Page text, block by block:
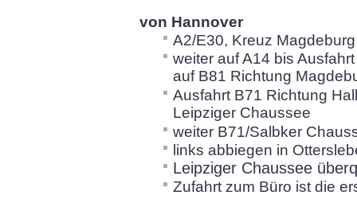
von Hannover
A2/E30, Kreuz
weiter auf A14 bis
auf B81 Richtung
Ausfahrt B71 Richtung
Leipziger Chaussee
weiter B71/Salbker
links abbiegen in
Leipziger Chaussee
Zufahrt zum Büro ist die